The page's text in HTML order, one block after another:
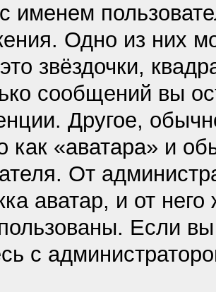
именем
Одно из них
звёздочки,
сообщений вы
Другое,
как «аватара» и
От
аватар, и от него
Если
с